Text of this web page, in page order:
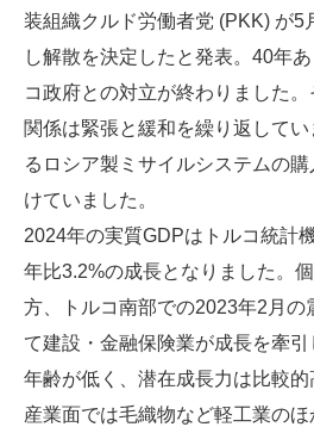
装組織クルド労働者党 (PKK) が5
し解散を決定したと発表。40年
コ政府との対立が終わりました
関係は緊張と緩和を繰り返して
るロシア製ミサイルシステムの
けていました。
2024年の実質GDPはトルコ統計
年比3.2%の成長となりました。
方、トルコ南部での2023年2月の
て建設・金融保険業が成長を牽
年齢が低く、潜在成長力は比較的
産業面では毛織物など軽工業の